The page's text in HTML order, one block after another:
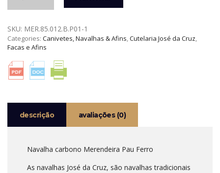
NAVALHA
MERENDEIRA
PAU
FERRO
JOSÉ
DA
CRUZ
SKU: MER.85.012.B.P01-1
Categories: Canivetes, Navalhas & Afins,Cutelaria José da Cruz,
Facas e Afins
descrição avaliações (0)
Navalha carbono Merendeira Pau Ferro
As navalhas José da Cruz, são navalhas tradicionais